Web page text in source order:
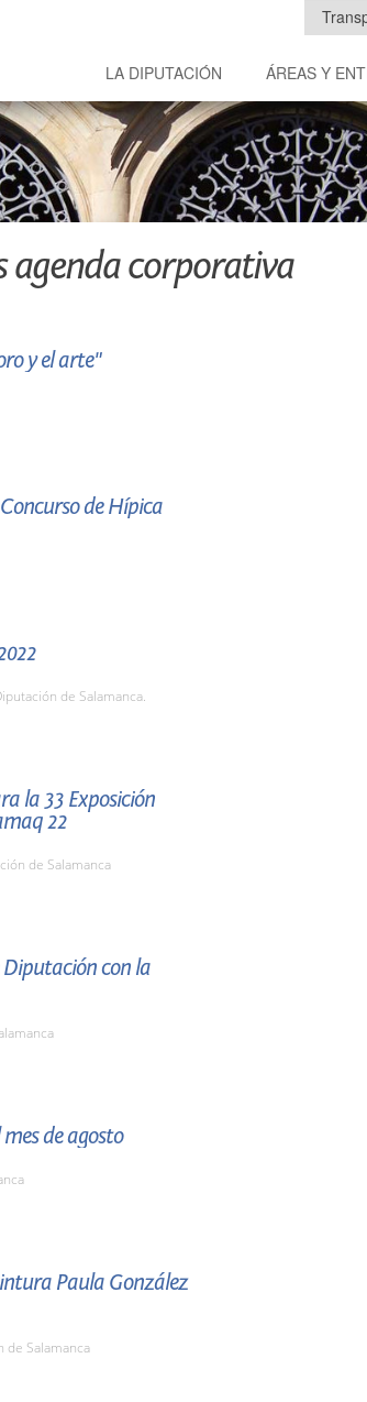
LA DIPUTACIÓN ÁREAS Y
agenda corporativa
y el arte"
de Hípica
de Salamanca.
la 33 Exposición
22
de Salamanca
Diputación con la
de agosto
Paula González
de Salamanca